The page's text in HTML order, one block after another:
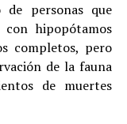
de personas que
hipopótamos
completos, pero
de la fauna
de muertes